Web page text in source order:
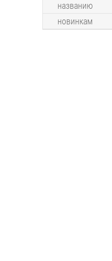
названию
новинкам